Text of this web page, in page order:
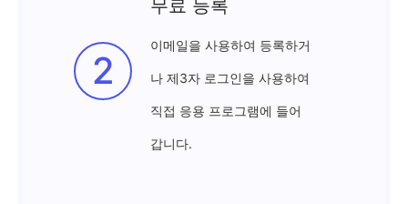
2
무료 등록
이메일을 사용하여 등록하거
나 제3자 로그인을 사용하여
직접 응용 프로그램에 들어
갑니다.